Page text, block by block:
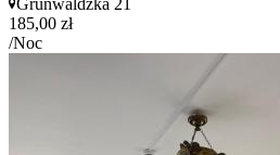
Grunwaldzka 21
185,00 zł
/Noc